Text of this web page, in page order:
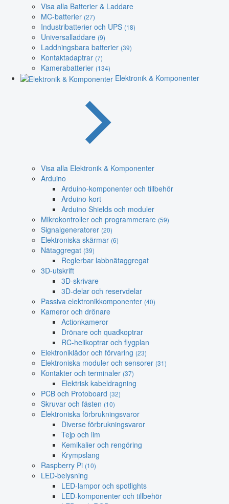
Visa alla Batterier & Laddare
MC-batterier (27)
Industribatterier och UPS (18)
Universalladdare (9)
Laddningsbara batterier (39)
Kontaktadaptrar (7)
Kamerabatterier (134)
Elektronik & Komponenter
Visa alla Elektronik & Komponenter
Arduino
Arduino-komponenter och tillbehör
Arduino-kort
Arduino Shields och moduler
Mikrokontroller och programmerare (59)
Signalgeneratorer (20)
Elektroniska skärmar (6)
Nätaggregat (39)
Reglerbar labbnätaggregat
3D-utskrift
3D-skrivare
3D-delar och reservdelar
Passiva elektronikkomponenter (40)
Kameror och drönare
Actionkameror
Drönare och quadkoptrar
RC-helikoptrar och flygplan
Elektroniklådor och förvaring (23)
Elektroniska moduler och sensorer (31)
Kontakter och terminaler (37)
Elektrisk kabeldragning
PCB och Protoboard (32)
Skruvar och fästen (10)
Elektroniska förbrukningsvaror
Diverse förbrukningsvaror
Tejp och lim
Kemikalier och rengöring
Krympslang
Raspberry Pi (10)
LED-belysning
LED-lampor och spotlights
LED-komponenter och tillbehör